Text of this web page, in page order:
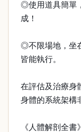
◎使用道具簡單
成！
◎不限場地，坐
皆能執行。
在評估及治療身
身體的系統架構
《人體解剖全